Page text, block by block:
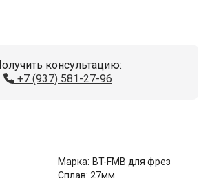
консультацию:
+7 (937) 581-27-96
Марка: BT-FMB для фрез
Сплав: 27мм